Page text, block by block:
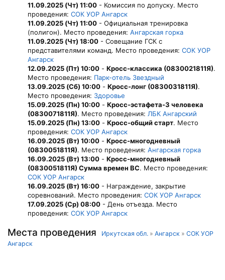
11.09.2025 (Чт) 11:00 - Комиссия по допуску. Место
проведения: СОК УОР Ангарск
11.09.2025 (Чт) 11:00 - Официальная тренировка
(полигон). Место проведения: Ангарская горка
11.09.2025 (Чт) 18:00 - Совещание ГСК с
представителями команд. Место проведения: СОК УОР
Ангарск
12.09.2025 (Пт) 10:00 - Кросс-классика (0830021811Я).
Место проведения: Парк-отель Звездный
13.09.2025 (Сб) 10:00 - Кросс-лонг (0830031811Я).
Место проведения: Здоровье
15.09.2025 (Пн) 10:00 - Кросс-эстафета-3 человека
(0830071811Я). Место проведения: ЛБК Ангарский
15.09.2025 (Пн) 13:00 - Кросс-общий старт. Место
проведения: СОК УОР Ангарск
16.09.2025 (Вт) 10:00 - Кросс-многодневный
(0830051811Я). Место проведения: Ангарская горка
16.09.2025 (Вт) 13:00 - Кросс-многодневный
(0830051811Я) Сумма времен ВС. Место проведения:
СОК УОР Ангарск
16.09.2025 (Вт) 16:00 - Награждение, закрытие
соревнований. Место проведения: СОК УОР Ангарск
17.09.2025 (Ср) 08:00 - День отъезда. Место
проведения: СОК УОР Ангарск
Места проведения Иркутская обл. » Ангарск » СОК УОР
Ангарск